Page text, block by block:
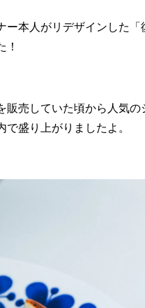
ー本人がリデザインした
！
販売していた頃から人気
で盛り上がりましたよ。